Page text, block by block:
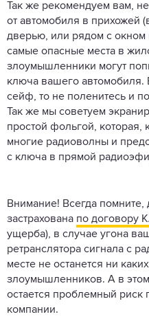
Так же рекомендуем вам,
от автомобиля в прихожей
дверью, или рядом с
самые опасные места в
злоумышленники могут
ключа вашего автомобиля.
сейф, то не поленитесь и
Так же мы советуем
простой фольгой, которая,
многие радиоволны и
с ключа в прямой
Внимание! Всегда
застрахована по договору
ущерба), в случае угона
ретранслятора сигнала с
месте не останется ни
злоумышленников. А в
остается проблемный риск
компании.